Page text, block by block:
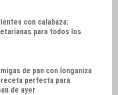
con calabaza:
para todos los
de pan con longaniza
perfecta para
de ayer